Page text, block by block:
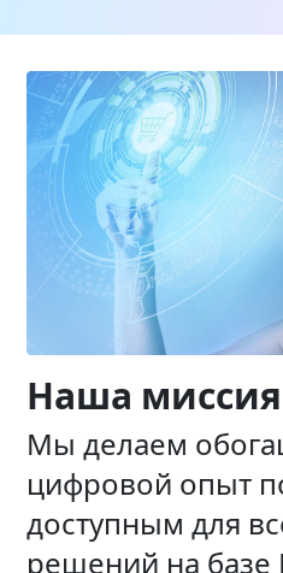
Наша миссия
Мы делаем
цифровой опыт
доступным для
решений на базе